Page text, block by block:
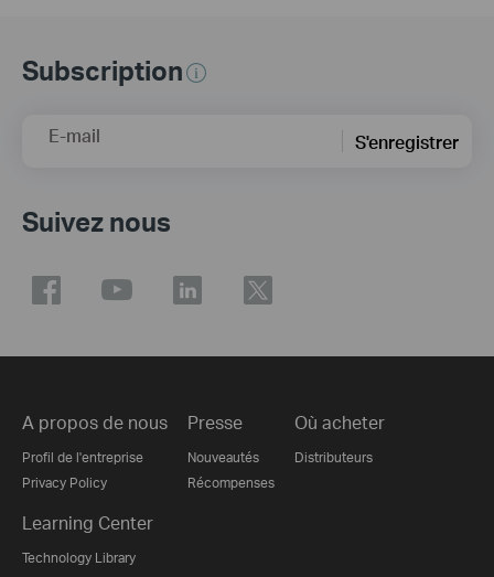
Subscription
E-mail S'enregistrer
Suivez nous
A propos de nous
Profil de l'entreprise
Privacy Policy
Presse
Nouveautés
Récompenses
Où acheter
Distributeurs
Learning Center
Technology Library